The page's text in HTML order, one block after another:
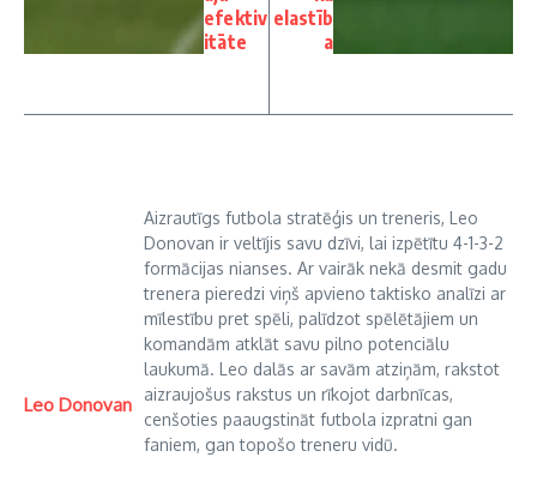
efektiv
itāte
elastīb
a
Leo Donovan
Aizrautīgs futbola stratēģis un treneris, Leo
Donovan ir veltījis savu dzīvi, lai izpētītu 4-1-3-2
formācijas nianses. Ar vairāk nekā desmit gadu
trenera pieredzi viņš apvieno taktisko analīzi ar
mīlestību pret spēli, palīdzot spēlētājiem un
komandām atklāt savu pilno potenciālu
laukumā. Leo dalās ar savām atziņām, rakstot
aizraujošus rakstus un rīkojot darbnīcas,
cenšoties paaugstināt futbola izpratni gan
faniem, gan topošo treneru vidū.